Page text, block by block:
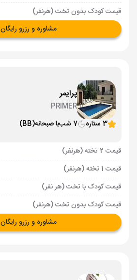
قیمت کودک بدون تخت (هرنفر)
مشاوره و رزرو رایگان
پرایمر
PRIMER
3 ستاره
7 شب با صبحانه(BB)
قیمت 2 تخته (هرنفر)
قیمت 1 تخته (هرنفر)
قیمت کودک با تخت (هر نفر)
قیمت کودک بدون تخت (هرنفر)
مشاوره و رزرو رایگان